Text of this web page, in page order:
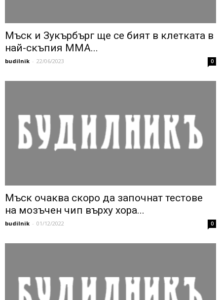
Мъск и Зукърбърг ще се бият в клетката в
най-скъпия ММА...
budilnik - 22/06/2023 0
Мъск очаква скоро да започнат тестове
на мозъчен чип върху хора...
budilnik - 01/12/2022 0